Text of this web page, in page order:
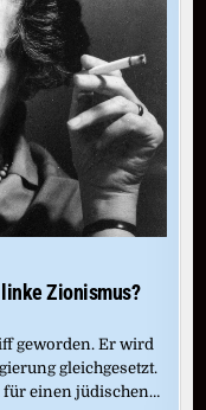
Zionismus?
geworden. Er wird
gleichgesetzt.
für einen jüdischen…